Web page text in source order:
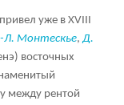
уже в XVIII
Монтескье, Д.
восточных
между рентой